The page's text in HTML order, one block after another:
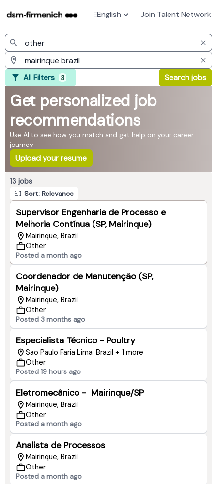
English Join Talent Network
Jobs
All Filters 3 Search jobs
Get personalized job
recommendations
Use AI to see how you match and get help on your career
journey
Upload your resume
13 jobs
Sort: Relevance
Supervisor Engenharia de Processo e
Melhoria Contínua (SP, Mairinque)
Mairinque, Brazil
Other
Posted a month ago
Coordenador de Manutenção (SP,
Mairinque)
Mairinque, Brazil
Other
Posted 3 months ago
Especialista Técnico - Poultry
Sao Paulo Faria Lima, Brazil + 1 more
Other
Posted 19 hours ago
Eletromecânico - Mairinque/SP
Mairinque, Brazil
Other
Posted a month ago
Analista de Processos
Mairinque, Brazil
Other
Posted a month ago
Page 1 of 2